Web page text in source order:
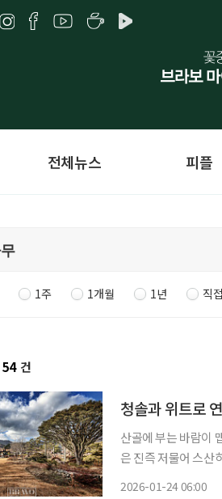
전체뉴스 피플
1주 1개월 1년 직
54 건
청솔과 위트로
산골에 부는 바람이
은 진즉 저물어 스산
2026-01-24 06:00